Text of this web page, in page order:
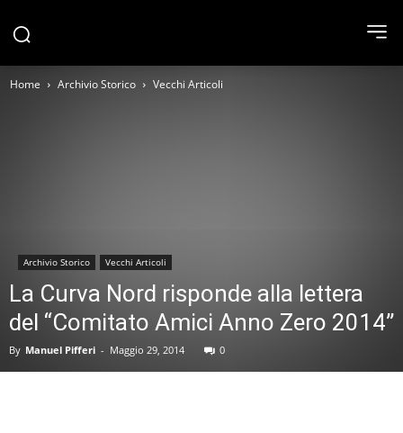
Home Archivio Storico Vecchi Articoli
Archivio Storico Vecchi Articoli
La Curva Nord risponde alla lettera
del “Comitato Amici Anno Zero 2014”
By Manuel Pifferi - Maggio 29, 2014 0